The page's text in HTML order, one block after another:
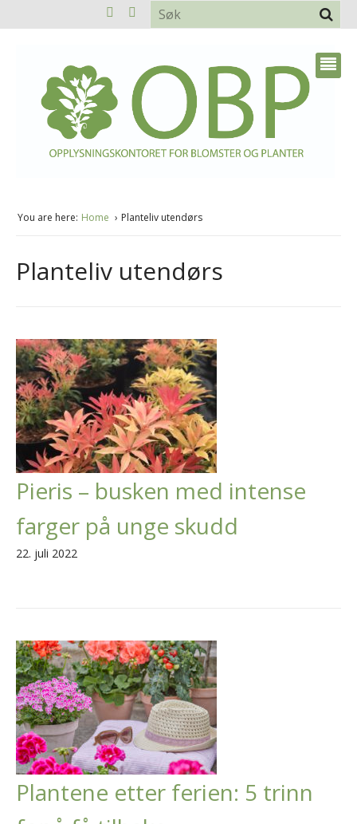
You are here: Home Planteliv utendørs
Planteliv utendørs
Pieris – busken med intense
farger på unge skudd
22. juli 2022
Plantene etter ferien: 5 trinn